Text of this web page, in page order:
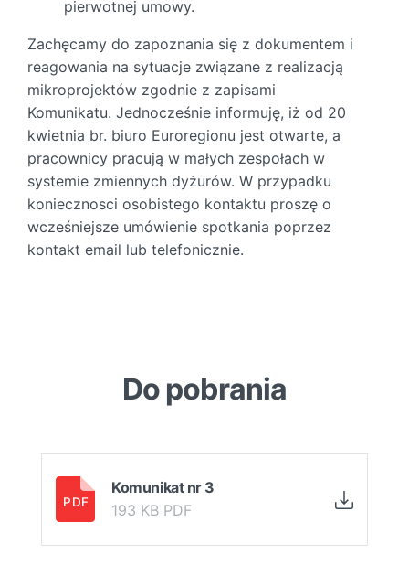
pierwotnej umowy.
Zachęcamy do zapoznania się z dokumentem i
reagowania na sytuacje związane z realizacją
mikroprojektów zgodnie z zapisami
Komunikatu. Jednocześnie informuję, iż od 20
kwietnia br. biuro Euroregionu jest otwarte, a
pracownicy pracują w małych zespołach w
systemie zmiennych dyżurów. W przypadku
koniecznosci osobistego kontaktu proszę o
wcześniejsze umówienie spotkania poprzez
kontakt email lub telefonicznie.
Do pobrania
Komunikat nr 3
193 KB PDF